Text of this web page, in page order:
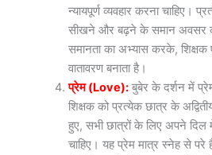
न्यायपूर्ण व्यवहार करना चाहिए।
सीखने और बढ़ने के समान अवसर
समानता का अभ्यास करके, शिक्षक
वातावरण बनाता है।
प्रेम (Love): बुबेर के दर्शन में
शिक्षक को प्रत्येक छात्र के
हुए, सभी छात्रों के लिए अपने
चाहिए। यह प्रेम मात्र स्नेह से